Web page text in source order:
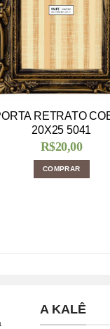
RETRATO
20X25 5041
R$20,00
COMPRAR
A KALÊ